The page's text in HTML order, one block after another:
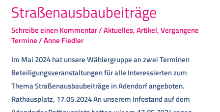
Straßenausbaubeiträge
Schreibe einen Kommentar/Aktuelles,Artikel,Vergangene
Termine/Anne Fiedler
Im Mai 2024 hat unsere Wählergruppe an zwei Terminen
Beteiligungsveranstaltungen für alle Interessierten zum
Thema Straßenausbaubeiträge in Adendorf angeboten.
Rathausplatz, 17.05.2024 An unserem Infostand auf dem